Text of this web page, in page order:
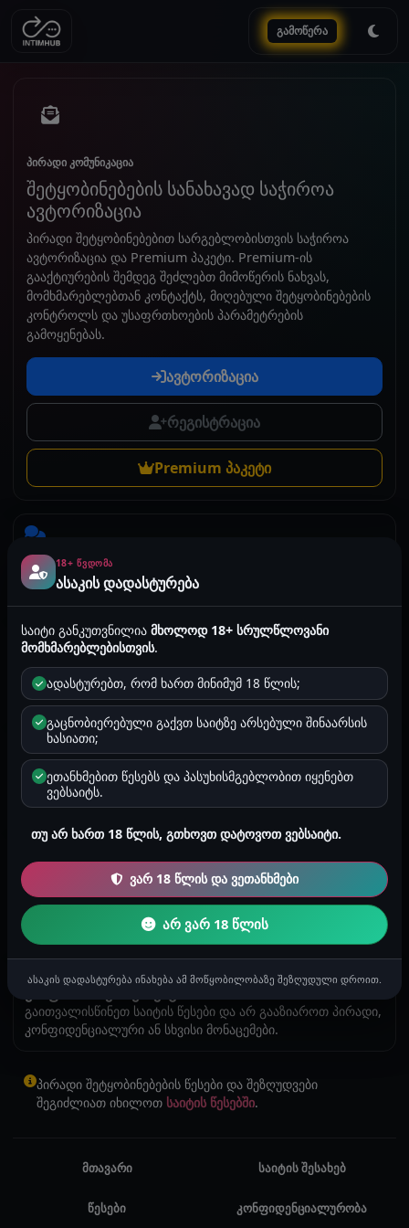
გამოწერა
პირადი კომუნიკაცია
შეტყობინებების სანახავად საჭიროა
ავტორიზაცია
პირადი შეტყობინებებით სარგებლობისთვის საჭიროა
ავტორიზაცია და Premium პაკეტი. Premium-ის
გააქტიურების შემდეგ შეძლებთ მიმოწერის ნახვას,
მომხმარებლებთან კონტაქტს, მიღებული შეტყობინებების
კონტროლს და უსაფრთხოების პარამეტრების
გამოყენებას.
ავტორიზაცია
რეგისტრაცია
Premium პაკეტი
პირადი მიმოწერა
Premium პაკეტით ნახავთ საუბრებს ერთ სივრცეში და
გააგრძელებთ კომუნიკაციას ავტორიზებული ანგარიშით.
Premium საჭიროა
პირადი ჩატის გამოსაყენებლად საჭიროა Premium პაკეტი;
გააქტიურების შემდეგ ფუნქცია ავტომატურად ჩაირთვება.
კონფიდენციალურობა
შეტყობინებები ხელმისაწვდომია მხოლოდ თქვენი
ანგარიშიდან, ამიტომ სტუმრის რეჟიმში არ ჩანს.
ბლოკირება და რეპორტი
არასასურველი კონტაქტის შემთხვევაში შეგიძლიათ
მომხმარებლის დაბლოკვა ან ადმინისტრაციასთან
გაითვალისწინეთ საიტის წესები და არ გააზიაროთ პირადი,
კონფიდენციალური ან სხვისი მონაცემები.
პირადი შეტყობინებების წესები და შეზღუდვები
შეგიძლიათ იხილოთ საიტის წესებში.
მთავარი საიტის შესახებ
წესები კონფიდენციალურობა
18+ ᲬᲕᲓᲝᲛᲐ
ასაკის დადასტურება
საიტი განკუთვნილიამხოლოდ 18+ სრულწლოვანი
მომხმარებლებისთვის.
ადასტურებთ, რომ ხართ მინიმუმ 18 წლის;
გაცნობიერებული გაქვთ საიტზე არსებული შინაარსის
ხასიათი;
ეთანხმებით წესებს და პასუხისმგებლობით იყენებთ
ვებსაიტს.
თუ არ ხართ 18 წლის, გთხოვთ დატოვოთ ვებსაიტი.
ვარ 18 წლის და ვეთანხმები
არ ვარ 18 წლის
ასაკის დადასტურება ინახება ამ მოწყობილობაზე შეზღუდული დროით.